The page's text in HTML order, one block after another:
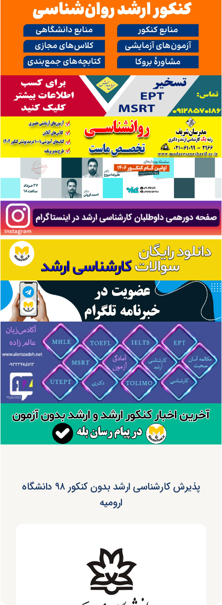
پذیرش کارشناسی ارشد بدون کنکور ۹۸ دانشگاه
ارومیه